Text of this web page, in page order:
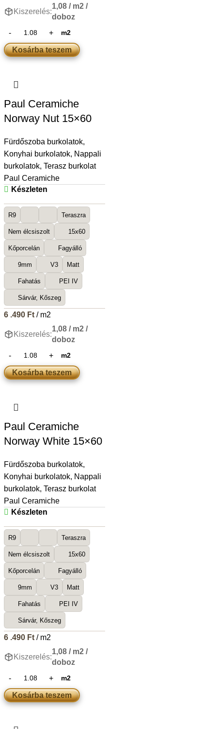
Kiszerelés:
1,08 / m2 /
doboz
m2
Kosárba teszem
Paul Ceramiche
Norway Nut 15×60
Fürdőszoba burkolatok,
Konyhai burkolatok, Nappali
burkolatok, Terasz burkolat
Paul Ceramiche
Készleten
R9 Teraszra
Nem élcsiszolt 15x60
Kőporcelán Fagyálló
9mm V3 Matt
Fahatás PEI IV
Sárvár, Kőszeg
6 .490 Ft/ m2
Kiszerelés:
1,08 / m2 /
doboz
m2
Kosárba teszem
Paul Ceramiche
Norway White 15×60
Fürdőszoba burkolatok,
Konyhai burkolatok, Nappali
burkolatok, Terasz burkolat
Paul Ceramiche
Készleten
R9 Teraszra
Nem élcsiszolt 15x60
Kőporcelán Fagyálló
9mm V3 Matt
Fahatás PEI IV
Sárvár, Kőszeg
6 .490 Ft/ m2
Kiszerelés:
1,08 / m2 /
doboz
m2
Kosárba teszem